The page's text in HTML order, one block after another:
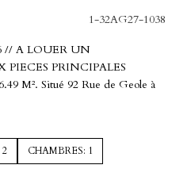
1-32AG27-1038
// A LOUER UN
PRINCIPALES
M². Situé 92 Rue de Geole à
2 CHAMBRES: 1